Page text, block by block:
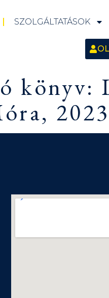
SZOLGÁLTATÁSOK
könyv: